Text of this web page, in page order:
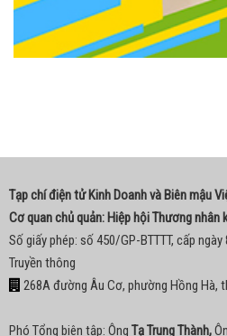
Tạp chí điện tử Kinh Doanh và Biên mậu
Cơ quan chủ quản: Hiệp hội Thương nhân
Số giấy phép: số 450/GP-BTTTT, cấp
Truyền thông
268A đường Âu Cơ, phường Hồng Hà,
Phó Tổng biên tập: Ông Tạ Trung Thành,